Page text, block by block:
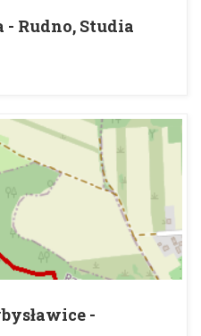
- Rudno, Studia
-